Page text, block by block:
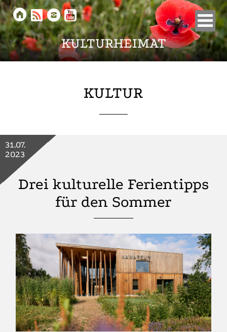
KULTURHEIMAT
    
KULTUR
Drei kulturelle Ferientipps
für den Sommer
31.07.
2023